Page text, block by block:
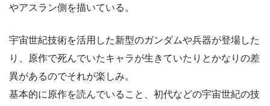
やアスラン側を描いている。
宇宙世紀技術を活用した新型のガンダムや兵器が登場した
り、原作で死んでいたキャラが生きていたりとかなりの差
異があるのでそれが楽しみ。
基本的に原作を読んでいること、初代などの宇宙世紀の技